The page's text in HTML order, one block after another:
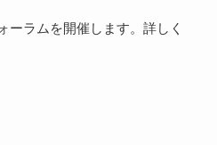
ーラムを開催します。詳しく